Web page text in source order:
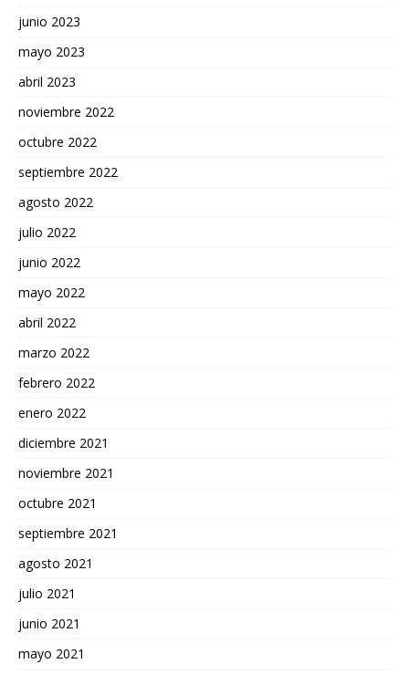
junio 2023
mayo 2023
abril 2023
noviembre 2022
octubre 2022
septiembre 2022
agosto 2022
julio 2022
junio 2022
mayo 2022
abril 2022
marzo 2022
febrero 2022
enero 2022
diciembre 2021
noviembre 2021
octubre 2021
septiembre 2021
agosto 2021
julio 2021
junio 2021
mayo 2021